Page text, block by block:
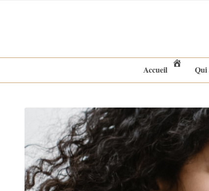
Accueil Qui